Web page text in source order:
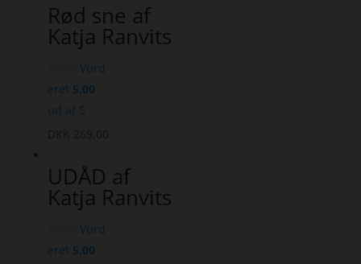
Rød sne af
Katja Ranvits
Vurd
eret 5.00
ud af 5
UDÅD af
Katja Ranvits
Vurd
eret 5.00